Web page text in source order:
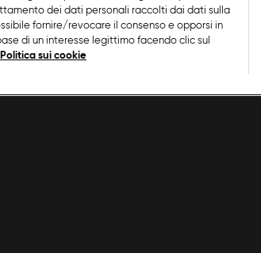
dei dati personali raccolti dai dati sulla
fornire/revocare il consenso e opporsi in
di un interesse legittimo facendo clic sul
Politica sui cookie